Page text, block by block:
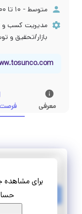
متوسط - ۱۰ تا ۱۰۰ نفر
مدیریت کسب و
بازار/تحقیق و
معرفی
برای مشاهده
تمام